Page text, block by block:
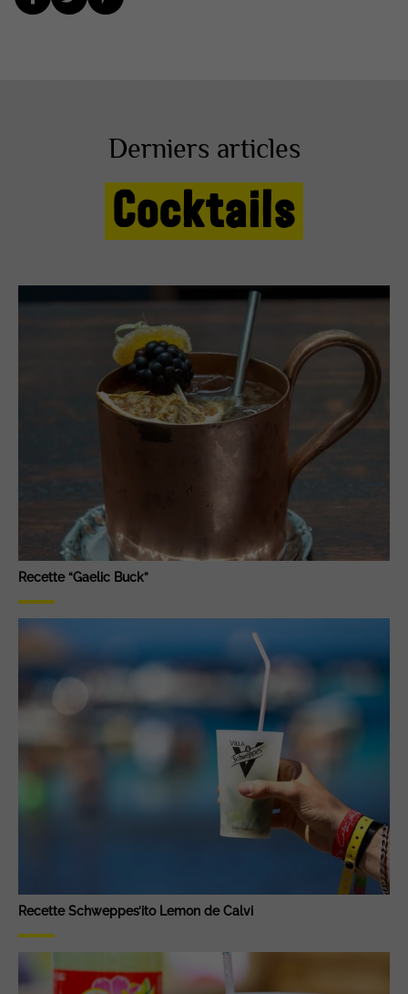
Derniers articles
Cocktails
Recette “Gaelic Buck”
Recette Schweppes’ito Lemon de Calvi